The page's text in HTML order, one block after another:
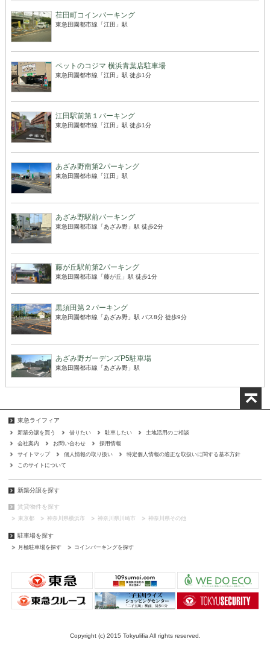
荏田町コインパーキング
東急田園都市線「江田」駅
ペットのコジマ 横浜青葉店駐車場
東急田園都市線「江田」駅 徒歩1分
江田駅前第１パーキング
東急田園都市線「江田」駅 徒歩1分
あざみ野南第2パーキング
東急田園都市線「江田」駅
あざみ野駅前パーキング
東急田園都市線「あざみ野」駅 徒歩2分
藤が丘駅前第2パーキング
東急田園都市線「藤が丘」駅 徒歩1分
黒須田第２パーキング
東急田園都市線「あざみ野」駅 バス8分 徒歩9分
あざみ野ガーデンズP5駐車場
東急田園都市線「あざみ野」駅
東急ライフィア
新築分譲を買う 借りたい 駐車したい
土地活用のご相談
会社案内
お問い合わせ
採用情報
サイトマップ
個人情報の取り扱い
特定個人情報の適正な取扱いに関する基本方針
このサイトについて
新築分譲を探す
賃貸物件を探す
東京都 神奈川県横浜市 神奈川県川崎市 神奈川県その他
駐車場を探す
月極駐車場を探す コインパーキングを探す
Copyright (c) 2015 Tokyulifia All rights reserved.